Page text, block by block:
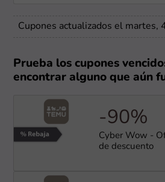
Cupones actualizados el martes,
Prueba los cupones
encontrar alguno que aún
-90%
Cyber Wow -
de descuento